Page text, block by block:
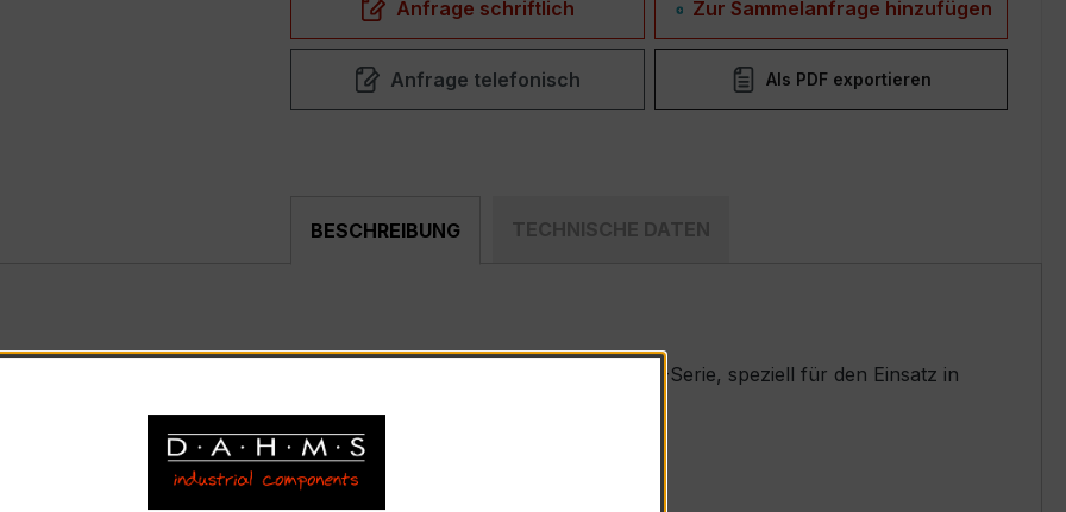
Anfrage schriftlich Zur Sammelanfrage hinzufügen
Anfrage telefonisch Als PDF exportieren
BESCHREIBUNG TECHNISCHE DATEN
hochpräziser Verrechnungsstromwandler der bewährten EASKD-Serie, speziell für den Einsatz in
Mess- und Überwachungssystemen entwickelt.
EASKD 31.8